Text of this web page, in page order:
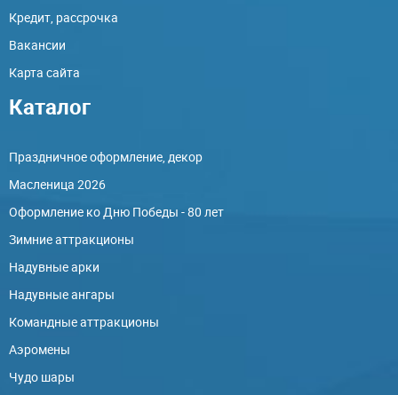
Кредит, рассрочка
Вакансии
Карта сайта
Каталог
Праздничное оформление, декор
Масленица 2026
Оформление ко Дню Победы - 80 лет
Зимние аттракционы
Надувные арки
Надувные ангары
Командные аттракционы
Аэромены
Чудо шары